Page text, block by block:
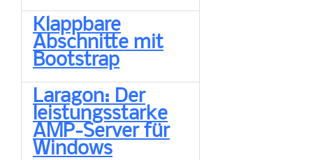
Klappbare
Abschnitte mit
Bootstrap
Laragon: Der
leistungsstarke
AMP-Server für
Windows